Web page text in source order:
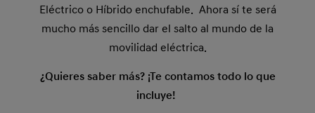
Eléctrico o Híbrido enchufable. Ahora sí te será
mucho más sencillo dar el salto al mundo de la
movilidad eléctrica.​
¿Quieres saber más? ¡Te contamos todo lo que
incluye! ​